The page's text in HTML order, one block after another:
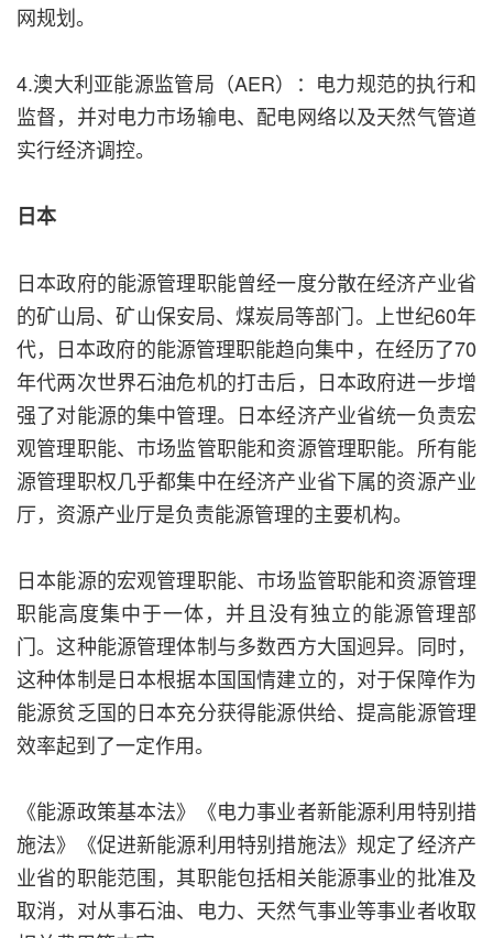
网规划。
4.澳大利亚能源监管局（AER）：电力规范的执行和
监督，并对电力市场输电、配电网络以及天然气管道
实行经济调控。
日本
日本政府的能源管理职能曾经一度分散在经济产业省
的矿山局、矿山保安局、煤炭局等部门。上世纪60年
代，日本政府的能源管理职能趋向集中，在经历了70
年代两次世界石油危机的打击后，日本政府进一步增
强了对能源的集中管理。日本经济产业省统一负责宏
观管理职能、市场监管职能和资源管理职能。所有能
源管理职权几乎都集中在经济产业省下属的资源产业
厅，资源产业厅是负责能源管理的主要机构。
日本能源的宏观管理职能、市场监管职能和资源管理
职能高度集中于一体，并且没有独立的能源管理部
门。这种能源管理体制与多数西方大国迥异。同时，
这种体制是日本根据本国国情建立的，对于保障作为
能源贫乏国的日本充分获得能源供给、提高能源管理
效率起到了一定作用。
《能源政策基本法》《电力事业者新能源利用特别措
施法》《促进新能源利用特别措施法》规定了经济产
业省的职能范围，其职能包括相关能源事业的批准及
取消，对从事石油、电力、天然气事业等事业者收取